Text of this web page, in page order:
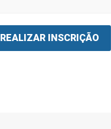
REALIZAR INSCRIÇÃO